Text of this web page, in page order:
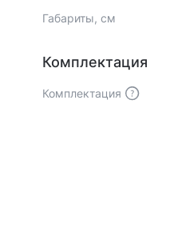
Габариты, см
Комплектация
Комплектация